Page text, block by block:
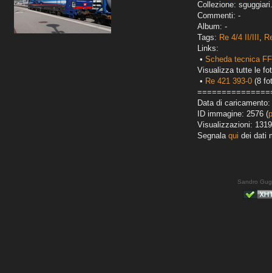
Collezione:
Commenti: -
Album: -
Tags: Re 4/4 II/III ,
Links:
• Scheda tecnica
Visualizza tutte le
• Re 421 393-0 (8
Data di
ID immagine: 2576 (
Visualizzazioni: 1319
Segnala qui dei dati
Sandro